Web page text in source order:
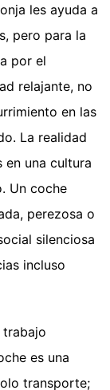
les ayuda a
pero para la
por el
relajante, no
en las
La realidad
en una cultura
Un coche
perezosa o
silenciosa
incluso
trabajo
es una
transporte;